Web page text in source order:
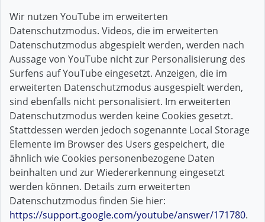
Wir nutzen YouTube im erweiterten
Datenschutzmodus. Videos, die im erweiterten
Datenschutzmodus abgespielt werden, werden nach
Aussage von YouTube nicht zur Personalisierung des
Surfens auf YouTube eingesetzt. Anzeigen, die im
erweiterten Datenschutzmodus ausgespielt werden,
sind ebenfalls nicht personalisiert. Im erweiterten
Datenschutzmodus werden keine Cookies gesetzt.
Stattdessen werden jedoch sogenannte Local Storage
Elemente im Browser des Users gespeichert, die
ähnlich wie Cookies personenbezogene Daten
beinhalten und zur Wiedererkennung eingesetzt
werden können. Details zum erweiterten
Datenschutzmodus finden Sie hier:
https://support.google.com/youtube/answer/171780.